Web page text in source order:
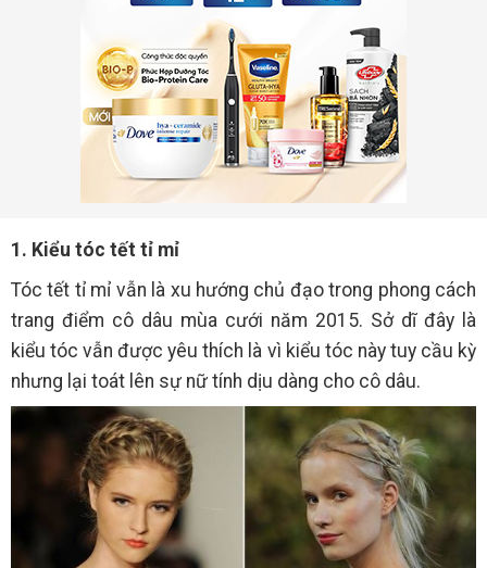
1. Kiểu tóc tết tỉ mỉ
Tóc tết tỉ mỉ vẫn là xu hướng chủ đạo trong phong cách
trang điểm cô dâu mùa cưới năm 2015. Sở dĩ đây là
kiểu tóc vẫn được yêu thích là vì kiểu tóc này tuy cầu kỳ
nhưng lại toát lên sự nữ tính dịu dàng cho cô dâu.